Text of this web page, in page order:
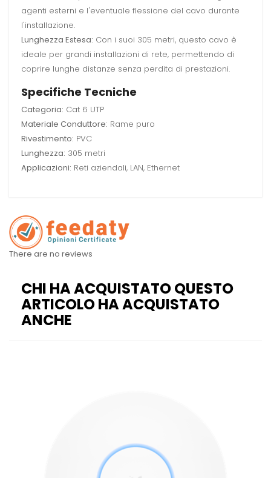
agenti esterni e l'eventuale flessione del cavo durante
l'installazione.
Lunghezza Estesa: Con i suoi 305 metri, questo cavo è
ideale per grandi installazioni di rete, permettendo di
coprire lunghe distanze senza perdita di prestazioni.
Specifiche Tecniche
Categoria: Cat 6 UTP
Materiale Conduttore: Rame puro
Rivestimento: PVC
Lunghezza: 305 metri
Applicazioni: Reti aziendali, LAN, Ethernet
There are no reviews
CHI HA ACQUISTATO QUESTO
ARTICOLO HA ACQUISTATO
ANCHE